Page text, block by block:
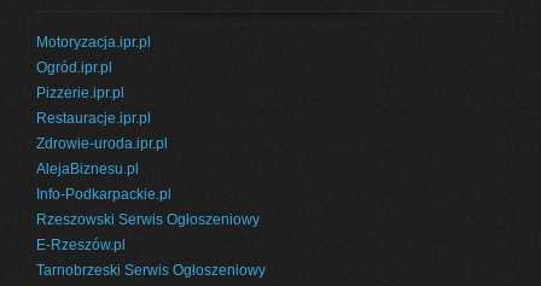
Motoryzacja.ipr.pl
Ogród.ipr.pl
Pizzerie.ipr.pl
Restauracje.ipr.pl
Zdrowie-uroda.ipr.pl
AlejaBiznesu.pl
Info-Podkarpackie.pl
Rzeszowski Serwis Ogłoszeniowy
E-Rzeszów.pl
Tarnobrzeski Serwis Ogłoszeniowy